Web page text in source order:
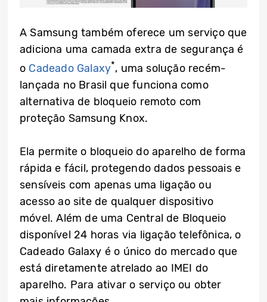
A Samsung também oferece um serviço que
adiciona uma camada extra de segurança é
o Cadeado Galaxy*, uma solução recém-
lançada no Brasil que funciona como
alternativa de bloqueio remoto com
proteção Samsung Knox.
Ela permite o bloqueio do aparelho de forma
rápida e fácil, protegendo dados pessoais e
sensíveis com apenas uma ligação ou
acesso ao site de qualquer dispositivo
móvel. Além de uma Central de Bloqueio
disponível 24 horas via ligação telefônica, o
Cadeado Galaxy é o único do mercado que
está diretamente atrelado ao IMEI do
aparelho. Para ativar o serviço ou obter